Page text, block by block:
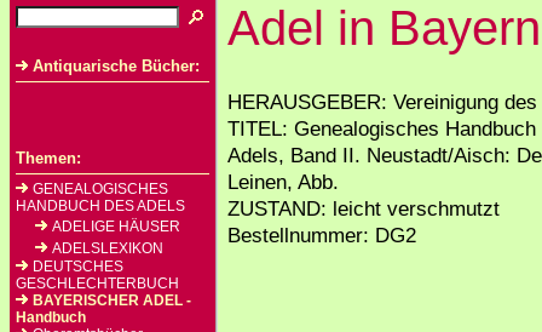
Antiquarische Bücher:
Themen:
GENEALOGISCHES
HANDBUCH DES ADELS
ADELIGE HÄUSER
ADELSLEXIKON
DEUTSCHES
GESCHLECHTERBUCH
BAYERISCHER ADEL -
Handbuch
Adel in
HERAUSGEBER: Vereinigung
TITEL: Genealogisches
Adels, Band II. Neustadt/Aisch:
Leinen, Abb.
ZUSTAND: leicht verschmutzt
Bestellnummer: DG2